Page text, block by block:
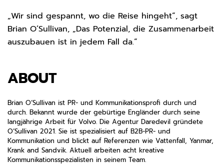
„Wir sind gespannt, wo die Reise hingeht“, sagt
Brian O’Sullivan, „Das Potenzial, die Zusammenarbeit
auszubauen ist in jedem Fall da.“
ABOUT
Brian O‘Sullivan ist PR- und Kommunikationsprofi durch und
durch. Bekannt wurde der gebürtige Engländer durch seine
langjährige Arbeit für Volvo. Die Agentur Daredevil gründete
O‘Sullivan 2021. Sie ist spezialisiert auf B2B-PR- und
Kommunikation und blickt auf Referenzen wie Vattenfall, Yanmar,
Krank and Sandvik. Aktuell arbeiten acht kreative
Kommunikationsspezialisten in seinem Team.